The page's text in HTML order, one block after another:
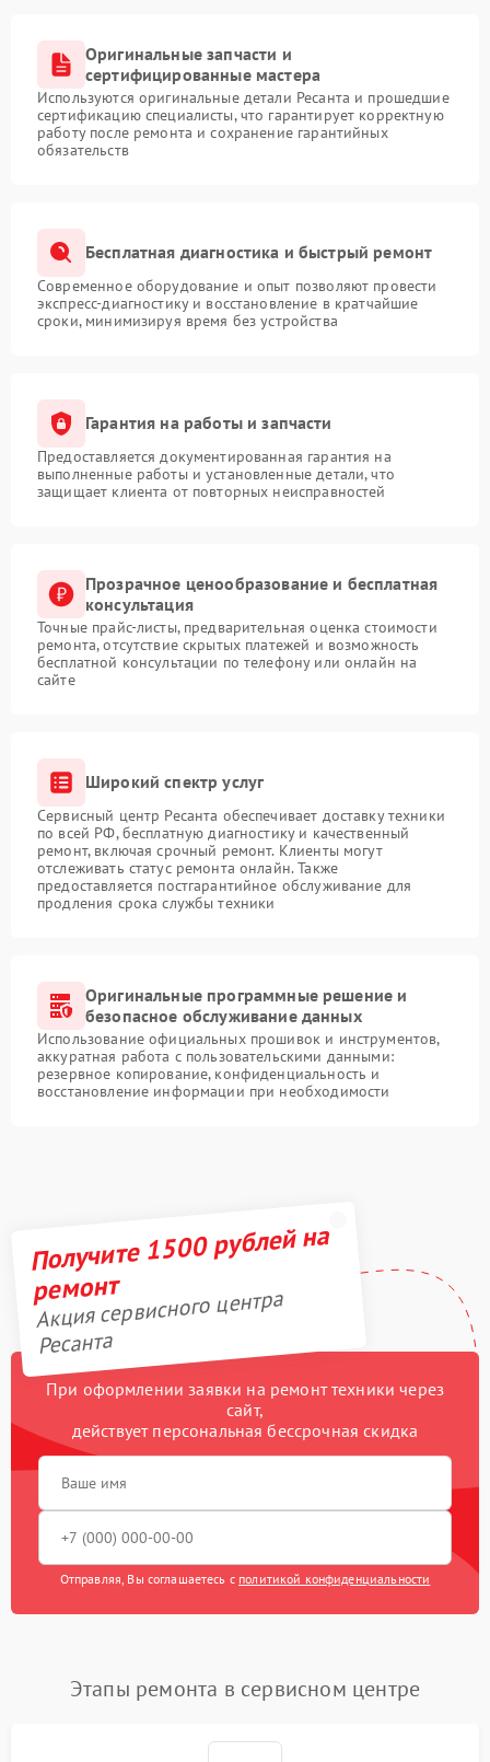
Оригинальные запчасти и
сертифицированные мастера
Используются оригинальные детали Ресанта и прошедшие
сертификацию специалисты, что гарантирует корректную
работу после ремонта и сохранение гарантийных
обязательств
Бесплатная диагностика и быстрый ремонт
Современное оборудование и опыт позволяют провести
экспресс-диагностику и восстановление в кратчайшие
сроки, минимизируя время без устройства
Гарантия на работы и запчасти
Предоставляется документированная гарантия на
выполненные работы и установленные детали, что
защищает клиента от повторных неисправностей
Прозрачное ценообразование и бесплатная
консультация
Точные прайс-листы, предварительная оценка стоимости
ремонта, отсутствие скрытых платежей и возможность
бесплатной консультации по телефону или онлайн на
сайте
Широкий спектр услуг
Сервисный центр Ресанта обеспечивает доставку техники
по всей РФ, бесплатную диагностику и качественный
ремонт, включая срочный ремонт. Клиенты могут
отслеживать статус ремонта онлайн. Также
предоставляется постгарантийное обслуживание для
продления срока службы техники
Оригинальные программные решение и
безопасное обслуживание данных
Использование официальных прошивок и инструментов,
аккуратная работа с пользовательскими данными:
резервное копирование, конфиденциальность и
восстановление информации при необходимости
Получите 1500 рублей на
ремонт
Акция сервисного центра
Ресанта
При оформлении заявки на ремонт техники через
сайт,
действует персональная бессрочная скидка
Отправляя, Вы соглашаетесь с политикой конфиденциальности
Этапы ремонта в сервисном центре